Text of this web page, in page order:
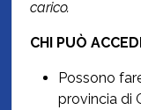
carico.
CHI PUÒ
Possono
provincia di